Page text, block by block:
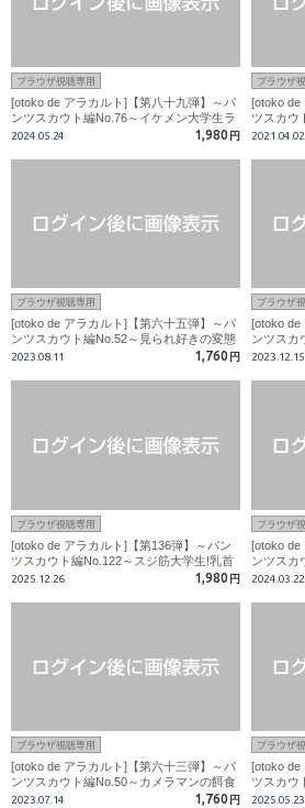
ブラウザ視聴専用
[otoko de アラカルト]【第八十九弾】～パ
ンツスカウト編No.76～イケメン大学生ラ
グビー部員!本気で嫌がるノンケ！カメラ
2024.05.24 1,980 円
ブラウザ
[otoko de
ツスカウ
は、100
2021.04.02
ブラウザ視聴専用
[otoko de アラカルト]【第六十五弾】～パ
ンツスカウト編No.52～見られ好きの変態
18才サッカー部員?カメラマンが腹筋にブ
2023.08.11 1,760 円
ブラウザ
[otoko de
ンツスカ
イケメン
2023.12.15
ブラウザ視聴専用
[otoko de アラカルト]【第136弾】～パン
ツスカウト編No.122～スジ筋大学生!乳首
敏感陸上部員!!
2025.12.26 1,980 円
ブラウザ
[otoko de
ンツスカ
ミントン
2024.03.22
ブラウザ視聴専用
[otoko de アラカルト]【第六十三弾】～パ
ンツスカウト編No.50～カメラマンの餌食
になった可愛い系男子学生！！ゴットハン
2023.07.14 1,760 円
ブラウザ
[otoko de
ツスカウ
初アナル
2025.05.23